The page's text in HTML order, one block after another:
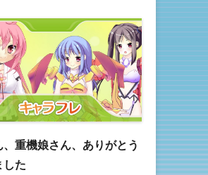
、重機娘さん、ありがとう
した